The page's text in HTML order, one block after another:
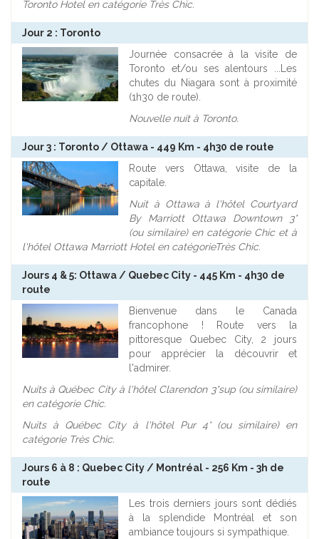
Toronto Hotel en catégorie Très Chic.
Jour 2 : Toronto
Journée consacrée à la visite de
Toronto et/ou ses alentours ...Les
chutes du Niagara sont à proximité
(1h30 de route).
Nouvelle nuit à Toronto.
Jour 3 : Toronto / Ottawa - 449 Km - 4h30 de route
Route vers Ottawa, visite de la
capitale.
Nuit à Ottawa à l'hôtel Courtyard
By Marriott Ottawa Downtown 3*
(ou similaire) en catégorie Chic et à
l'hôtel Ottawa Marriott Hotel en catégorieTrès Chic.
Jours 4 & 5: Ottawa / Quebec City - 445 Km - 4h30 de
route
Bienvenue dans le Canada
francophone ! Route vers la
pittoresque Quebec City, 2 jours
pour apprécier la découvrir et
l'admirer.
Nuits à Québec City à l'hôtel Clarendon 3*sup (ou similaire)
en catégorie Chic.
Nuits à Québec City à l'hôtel Pur 4* (ou similaire) en
catégorie Très Chic.
Jours 6 à 8 : Quebec City / Montréal - 256 Km - 3h de
route
Les trois derniers jours sont dédiés
à la splendide Montréal et son
ambiance toujours si sympathique.